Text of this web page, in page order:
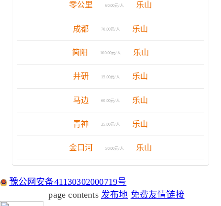
零公里 60.00元/人 乐山
成都 70.00元/人 乐山
简阳 100.00元/人 乐山
井研 15.00元/人 乐山
马边 60.00元/人 乐山
青神 25.00元/人 乐山
金口河 50.00元/人 乐山
豫公网安备41130302000719号
page contents 发布地 免费友情链接